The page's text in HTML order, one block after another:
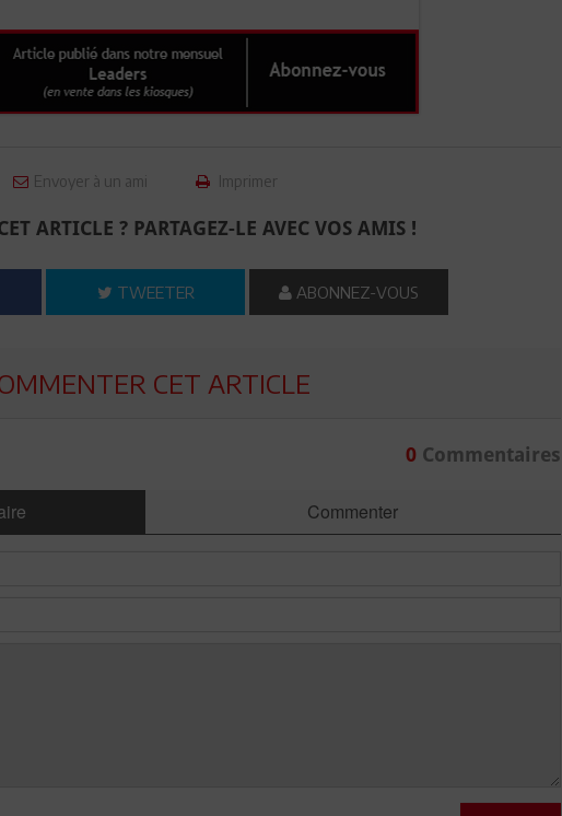
Envoyer à un ami Imprimer
ARTICLE ? PARTAGEZ-LE AVEC VOS AMIS !
TWEETER ABONNEZ-VOUS
CET ARTICLE
0Commentaires
Commenter